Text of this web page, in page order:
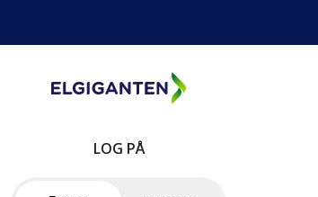
LOG PÅ